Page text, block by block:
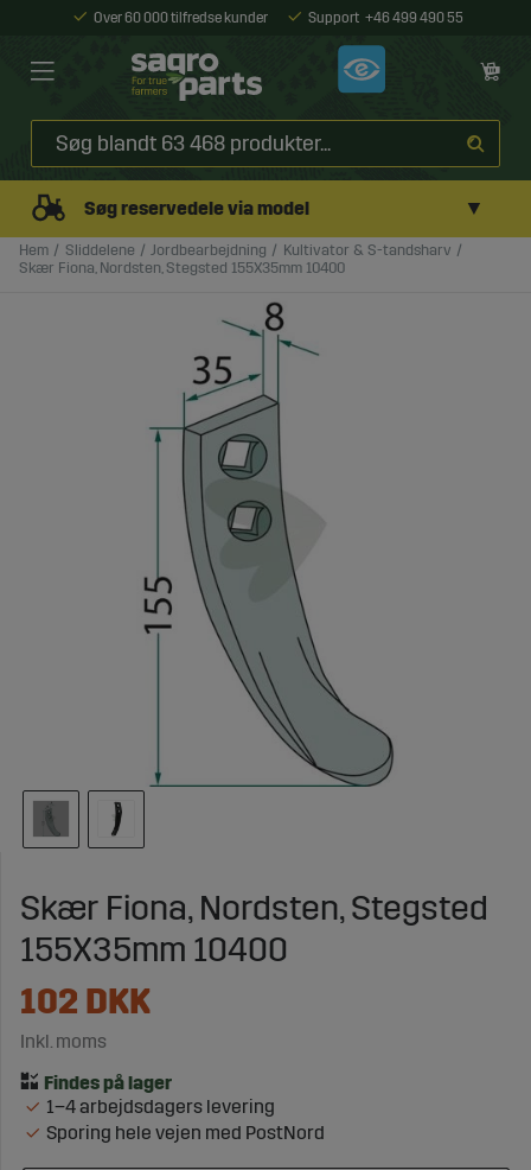
Over 60 000 tilfredse kunder Support +46 499 490 55
Søg reservedele via model ▼
Hem Sliddelene Jordbearbejdning
Kultivator & S-tandsharv
Skær Fiona, Nordsten, Stegsted 155X35mm 10400
Skær Fiona, Nordsten, Stegsted
155X35mm 10400
102 DKK
Inkl. moms
1–4 arbejdsdagers levering
Sporing hele vejen med PostNord